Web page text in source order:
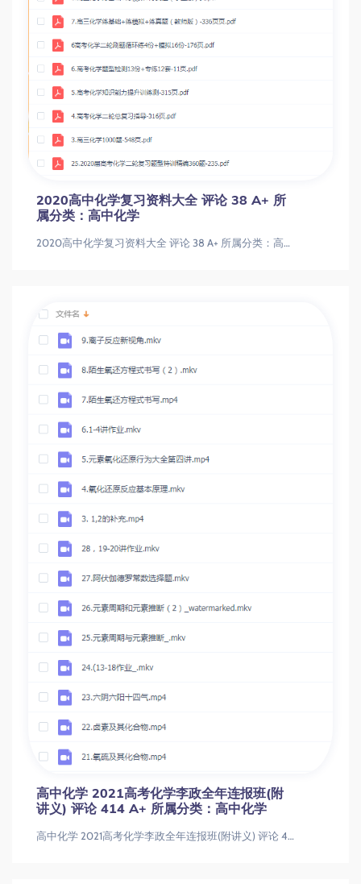
2020高中化学复习资料大全 评论 38 A+ 所
属分类：高中化学
2020高中化学复习资料大全 评论 38 A+ 所属分类：高中化学2020高中化学复习资料大全 评论 38 A+ 所属分类：
高中化学 2021高考化学李政全年连报班(附
讲义) 评论 414 A+ 所属分类：高中化学
高中化学 2021高考化学李政全年连报班(附讲义) 评论 414 A+ 所属分类：高中化学高中化学 2021高考化学李政全年连报